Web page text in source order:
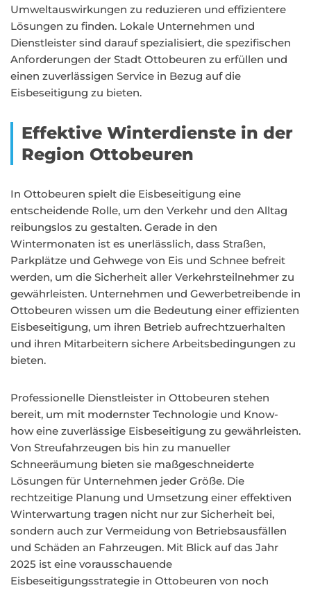
Umweltauswirkungen zu reduzieren und effizientere
Lösungen zu finden. Lokale Unternehmen und
Dienstleister sind darauf spezialisiert, die spezifischen
Anforderungen der Stadt Ottobeuren zu erfüllen und
einen zuverlässigen Service in Bezug auf die
Eisbeseitigung zu bieten.
Effektive Winterdienste in der
Region Ottobeuren
In Ottobeuren spielt die Eisbeseitigung eine
entscheidende Rolle, um den Verkehr und den Alltag
reibungslos zu gestalten. Gerade in den
Wintermonaten ist es unerlässlich, dass Straßen,
Parkplätze und Gehwege von Eis und Schnee befreit
werden, um die Sicherheit aller Verkehrsteilnehmer zu
gewährleisten. Unternehmen und Gewerbetreibende in
Ottobeuren wissen um die Bedeutung einer effizienten
Eisbeseitigung, um ihren Betrieb aufrechtzuerhalten
und ihren Mitarbeitern sichere Arbeitsbedingungen zu
bieten.
Professionelle Dienstleister in Ottobeuren stehen
bereit, um mit modernster Technologie und Know-
how eine zuverlässige Eisbeseitigung zu gewährleisten.
Von Streufahrzeugen bis hin zu manueller
Schneeräumung bieten sie maßgeschneiderte
Lösungen für Unternehmen jeder Größe. Die
rechtzeitige Planung und Umsetzung einer effektiven
Winterwartung tragen nicht nur zur Sicherheit bei,
sondern auch zur Vermeidung von Betriebsausfällen
und Schäden an Fahrzeugen. Mit Blick auf das Jahr
2025 ist eine vorausschauende
Eisbeseitigungsstrategie in Ottobeuren von noch